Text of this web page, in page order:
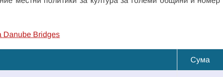
Danube Bridges
Сума